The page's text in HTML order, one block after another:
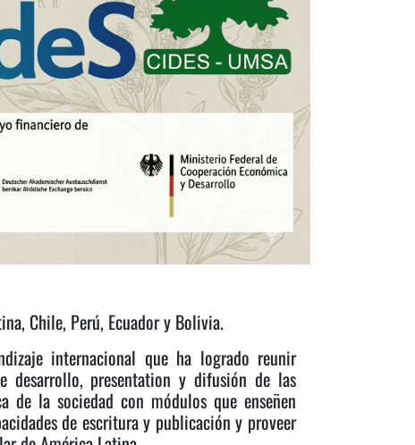
Chile, Perú, Ecuador y Bolivia.
internacional que ha logrado reunir
desarrollo, presentation y difusión de las
de la sociedad con módulos que enseñen
de escritura y publicación y proveer